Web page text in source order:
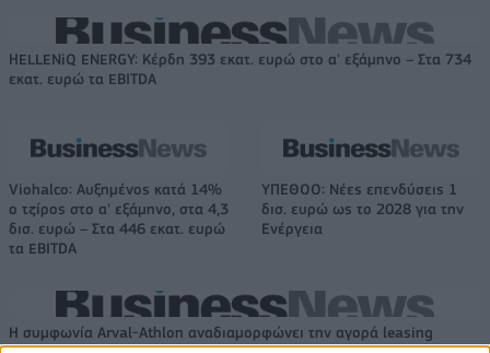
HELLENiQ ENERGY: Κέρδη 393 εκατ. ευρώ στο α' εξάμηνο – Στα 734
εκατ. ευρώ τα EBITDA
Viohalco: Αυξημένος κατά 14%
ο τζίρος στο α' εξάμηνο, στα 4,3
δισ. ευρώ – Στα 446 εκατ. ευρώ
τα EBITDA
ΥΠΕΘΟΟ: Νέες επενδύσεις 1
δισ. ευρώ ως το 2028 για την
Ενέργεια
Η συμφωνία Arval-Athlon αναδιαμορφώνει την αγορά leasing